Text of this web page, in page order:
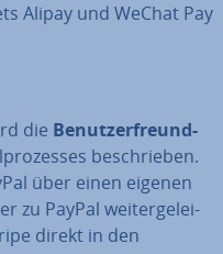
Alipay und WeChat Pay
die Be­nut­zer­freund­
be­schrie­ben.
über einen eigenen
zu PayPal wei­ter­ge­lei­
direkt in den